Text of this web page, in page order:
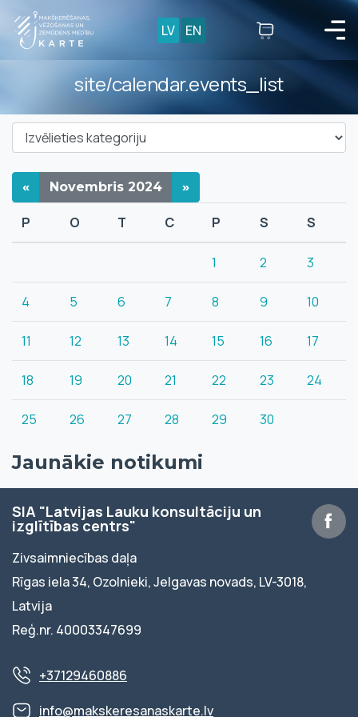
LV EN
site/calendar.events_list
« Novembris 2024 »
P O T C P S S
1 2 3
4 5 6 7 8 9 10
11 12 13 14 15 16 17
18 19 20 21 22 23 24
25 26 27 28 29 30
Jaunākie notikumi
SIA "Latvijas Lauku konsultāciju un
izglītības centrs"
Zivsaimniecības daļa
Rīgas iela 34, Ozolnieki, Jelgavas novads, LV-3018,
Latvija
Reģ.nr. 40003347699
+37129460886
info@makskeresanaskarte.lv